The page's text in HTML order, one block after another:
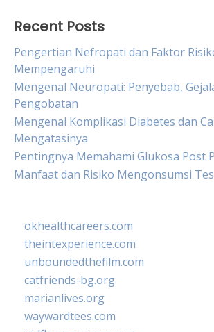
Recent Posts
Pengertian Nefropati dan Faktor
Mempengaruhi
Mengenal Neuropati: Penyebab,
Pengobatan
Mengenal Komplikasi Diabetes dan
Mengatasinya
Pentingnya Memahami Glukosa Post
Manfaat dan Risiko Mengonsumsi
okhealthcareers.com
theintexperience.com
unboundedthefilm.com
catfriends-bg.org
marianlives.org
waywardtees.com